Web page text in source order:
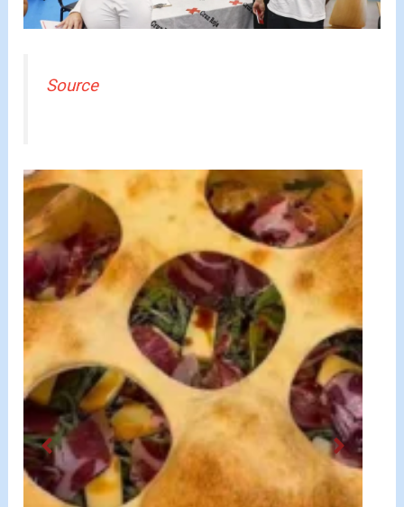
Source